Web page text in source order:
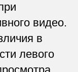
видео.
в
левого